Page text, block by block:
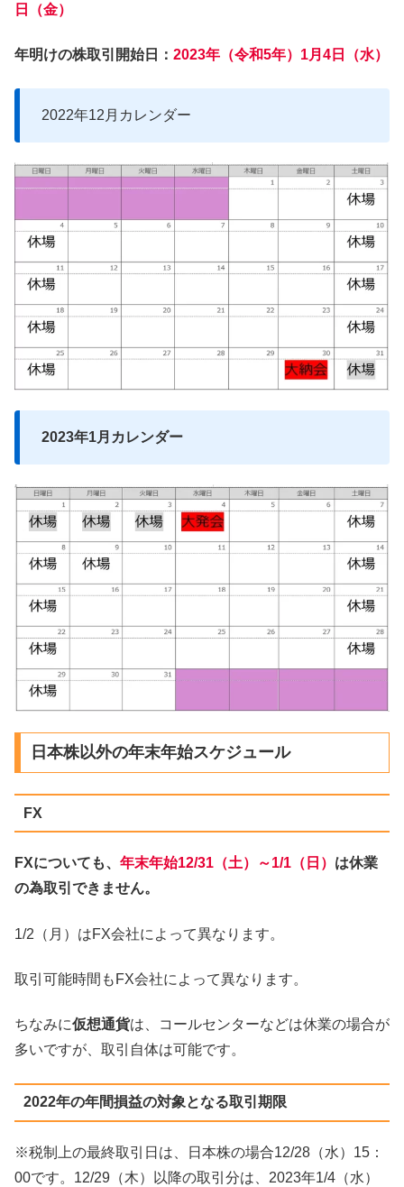
日（金）
年明けの株取引開始日： 2023年（令和5年）1月4日（水）
2022年12月カレンダー
2023年1月カレンダー
日本株以外の年末年始スケジュール
FX
FXについても、 年末年始12/31（土）～1/1（日） は休業
の為取引できません。
1/2（月）はFX会社によって異なります。
取引可能時間もFX会社によって異なります。
ちなみに仮想通貨は、コールセンターなどは休業の場合が
多いですが、取引自体は可能です。
2022年の年間損益の対象となる取引期限
※税制上の最終取引日は、日本株の場合12/28（水）15：
00です。12/29（木）以降の取引分は、2023年1/4（水）